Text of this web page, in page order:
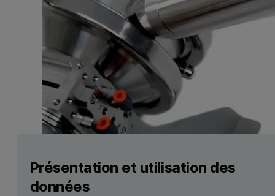
Présentation et utilisation des
données